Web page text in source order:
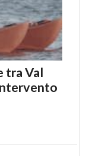
tra Val